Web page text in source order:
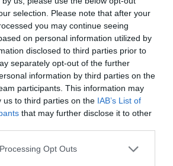
selection. Please note that after your
you may continue seeing
on personal information utilized by
disclosed to third parties prior to
separately opt-out of the further
information by third parties on the
participants. This information may
us to third parties on the IAB’s List of
that may further disclose it to other
Opt Outs
de alarma
algunas de las situaciones que
así como algunos
que le pueden
pacientes o sus cuidadores y que
atención, puesto que pueden
de desnutrición o riesgo de
el farmacéutico puede sondear al